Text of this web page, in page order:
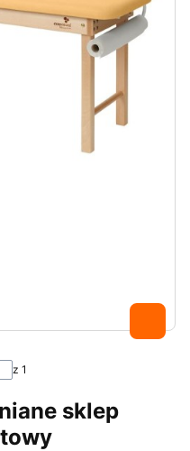
z 1
sklep